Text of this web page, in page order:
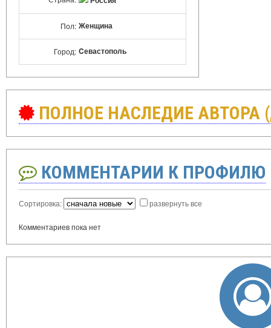
Пол: Женщина
Город: Cевастополь
ПОЛНОЕ НАСЛЕДИЕ
КОММЕНТАРИИ К ПРОФИЛЮ
Сортировка: развернуть все
Комментариев пока нет